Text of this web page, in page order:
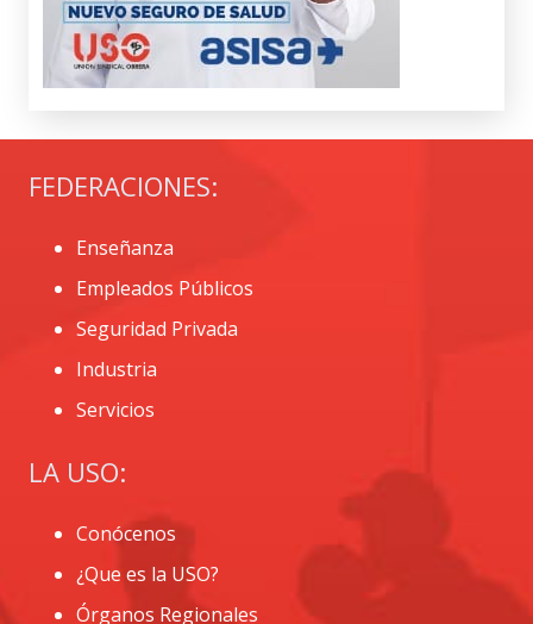
FEDERACIONES:
Enseñanza
Empleados Públicos
Seguridad Privada
Industria
Servicios
LA USO:
Conócenos
¿Que es la USO?
Órganos Regionales